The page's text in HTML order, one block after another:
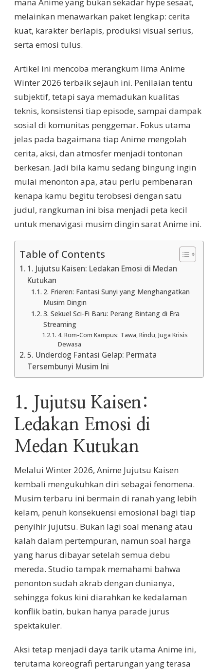
mana Anime yang bukan sekadar hype sesaat,
melainkan menawarkan paket lengkap: cerita
kuat, karakter berlapis, produksi visual serius,
serta emosi tulus.
Artikel ini mencoba merangkum lima Anime
Winter 2026 terbaik sejauh ini. Penilaian tentu
subjektif, tetapi saya memadukan kualitas
teknis, konsistensi tiap episode, sampai dampak
sosial di komunitas penggemar. Fokus utama
jelas pada bagaimana tiap Anime mengolah
cerita, aksi, dan atmosfer menjadi tontonan
berkesan. Jadi bila kamu sedang bingung ingin
mulai menonton apa, atau perlu pembenaran
kenapa kamu begitu terobsesi dengan satu
judul, rangkuman ini bisa menjadi peta kecil
untuk menavigasi musim dingin sarat Anime ini.
Table of Contents
1. Jujutsu Kaisen: Ledakan Emosi di Medan
Kutukan
2. Frieren: Fantasi Sunyi yang Menghangatkan
Musim Dingin
3. Sekuel Sci-Fi Baru: Perang Bintang di Era
Streaming
4. Rom-Com Kampus: Tawa, Rindu, Juga Krisis
Dewasa
5. Underdog Fantasi Gelap: Permata
Tersembunyi Musim Ini
1. Jujutsu Kaisen:
Ledakan Emosi di
Medan Kutukan
Melalui Winter 2026, Anime Jujutsu Kaisen
kembali mengukuhkan diri sebagai fenomena.
Musim terbaru ini bermain di ranah yang lebih
kelam, penuh konsekuensi emosional bagi tiap
penyihir jujutsu. Bukan lagi soal menang atau
kalah dalam pertempuran, namun soal harga
yang harus dibayar setelah semua debu
mereda. Studio tampak memahami bahwa
penonton sudah akrab dengan dunianya,
sehingga fokus kini diarahkan ke kedalaman
konflik batin, bukan hanya parade jurus
spektakuler.
Aksi tetap menjadi daya tarik utama Anime ini,
terutama koreografi pertarungan yang terasa